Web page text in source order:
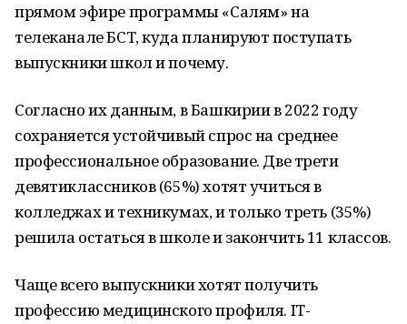
прямом эфире программы «Салям» на
телеканале БСТ, куда планируют поступать
выпускники школ и почему.
Согласно их данным, в Башкирии в 2022 году
сохраняется устойчивый спрос на среднее
профессиональное образование. Две трети
девятиклассников (65%) хотят учиться в
колледжах и техникумах, и только треть (35%)
решила остаться в школе и закончить 11 классов.
Чаще всего выпускники хотят получить
профессию медицинского профиля. IT-